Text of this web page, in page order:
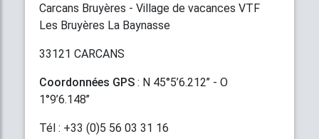
Carcans Bruyères - Village de vacances VTF
Les Bruyères La Baynasse
33121 CARCANS
Coordonnées GPS : N 45°5’6.212’’ - O
1°9’6.148’’
Tél : +33 (0)5 56 03 31 16